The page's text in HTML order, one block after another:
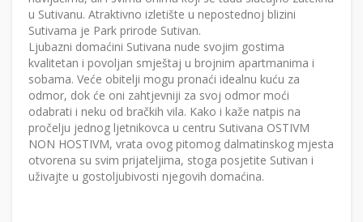
u Sutivanu. Atraktivno izletište u nepostednoj blizini
Sutivama je Park prirode Sutivan.
Ljubazni domaćini Sutivana nude svojim gostima
kvalitetan i povoljan smještaj u brojnim apartmanima i
sobama. Veće obitelji mogu pronaći idealnu kuću za
odmor, dok će oni zahtjevniji za svoj odmor moći
odabrati i neku od bračkih vila. Kako i kaže natpis na
pročelju jednog ljetnikovca u centru Sutivana OSTIVM
NON HOSTIVM, vrata ovog pitomog dalmatinskog mjesta
otvorena su svim prijateljima, stoga posjetite Sutivan i
uživajte u gostoljubivosti njegovih domaćina.